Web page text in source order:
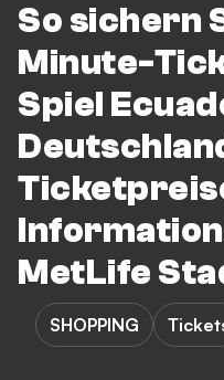
So sichern
Minute-
Spiel
MetLife
SHOPPING